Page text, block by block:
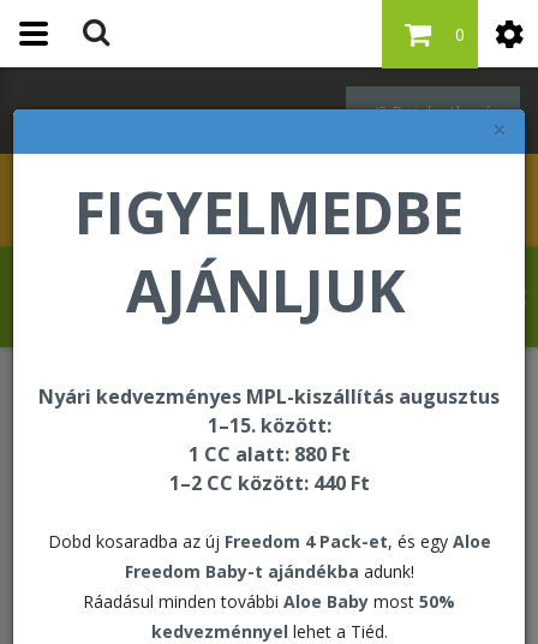
×
FIGYELMEDBE
AJÁNLJUK
Nyári kedvezményes MPL-kiszállítás augusztus
1–15. között:
1 CC alatt: 880 Ft
1–2 CC között: 440 Ft
Dobd kosaradba az új Freedom 4 Pack-et, és egy Aloe
Freedom Baby-t ajándékba adunk!
Ráadásul minden további Aloe Baby most 50%
kedvezménnyel lehet a Tiéd.
Bejelentkezés
0
Revelat Jean Baptiste üdvözli Önt a
Forever Living internetes áruházában!
Oktatási és segédanyagok
Kézikönyv, munkafüzet
Kézikönyv, munkafüzet
Rendezés: